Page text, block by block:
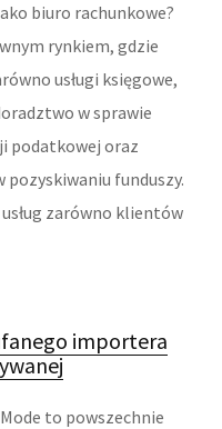
biuro rachunkowe?
rynkiem, gdzie
usługi księgowe,
w sprawie
podatkowej oraz
pozyskiwaniu funduszy.
zarówno klientów
importera
to powszechnie